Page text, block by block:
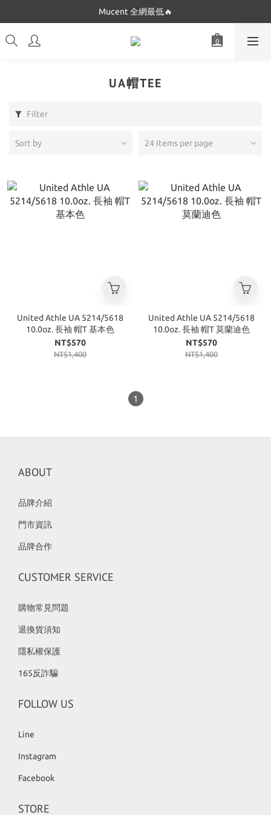
Dickies 最低只要$5XX!!
Mucent 全網最低🔥
Dickies 最低只要$5XX!!
UA帽TEE
Filter
Sort by 24 Items per page
United Athle UA 5214/5618
10.0oz. 長袖 帽T 基本色
NT$570
NT$1,400
United Athle UA 5214/5618
10.0oz. 長袖 帽T 莫蘭迪色
NT$570
NT$1,400
1
ABOUT
品牌介紹
門市資訊
品牌合作
CUSTOMER SERVICE
購物常見問題
退換貨須知
隱私權保護
165反詐騙
FOLLOW US
Line
Instagram
Facebook
STORE